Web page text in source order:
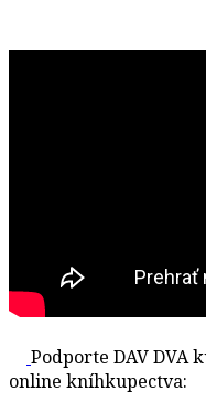
Podporte DAV DVA
online kníhkupectva: